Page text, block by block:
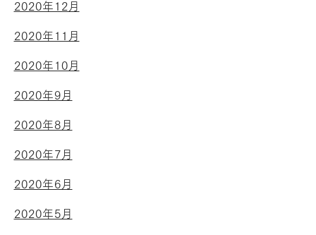
2020年12月
2020年11月
2020年10月
2020年9月
2020年8月
2020年7月
2020年6月
2020年5月